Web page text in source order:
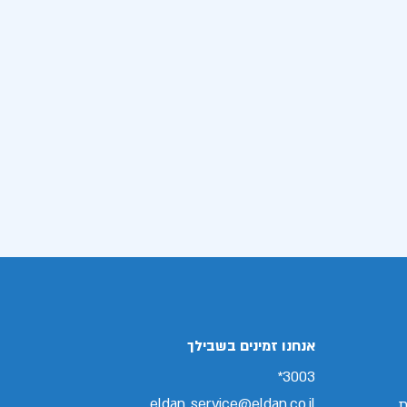
אנחנו זמינים בשבילך
3003*